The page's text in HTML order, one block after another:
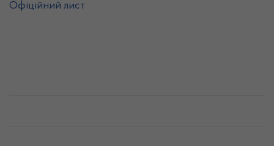
Офіційний лист